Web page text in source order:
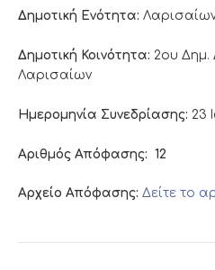
Δημοτική Ενότητα:
Δημοτική Κοινότητα: 2ου Δημ.
Λαρισαίων
Ημερομηνία Συνεδρίασης: 23
Αριθμός Απόφασης: 12
Αρχείο Απόφασης: Δείτε το